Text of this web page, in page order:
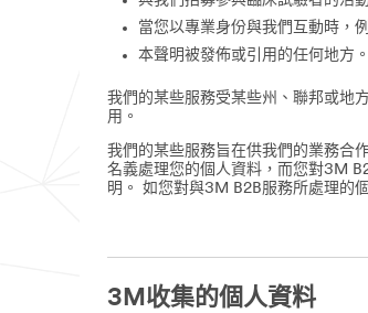
當您以專業身份與我們互動時，
本聲明被發佈或引用的任何地方。
我們的某些服務受某些州、聯邦或地
用。
我們的某些服務旨在供我們的業務合
名義處理您的個人資料，而您對3M
明。 如您對與3M B2B服務所處理的
3M收集的個人資料